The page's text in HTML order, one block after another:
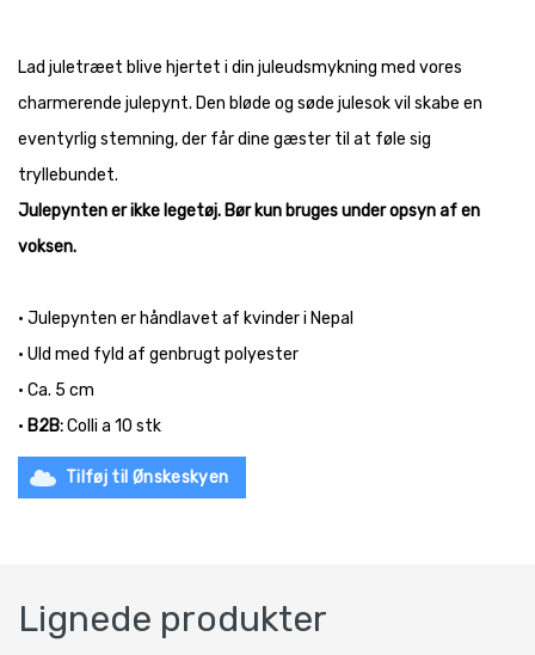
Lad juletræet blive hjertet i din juleudsmykning med vores
charmerende julepynt. Den bløde og søde julesok vil skabe en
eventyrlig stemning, der får dine gæster til at føle sig
tryllebundet.
Julepynten er ikke legetøj. Bør kun bruges under opsyn af en
voksen.
• Julepynten er håndlavet af kvinder i Nepal
• Uld med fyld af genbrugt polyester
• Ca. 5 cm
• B2B:Colli a 10 stk
Tilføj til Ønskeskyen
Lignede produkter